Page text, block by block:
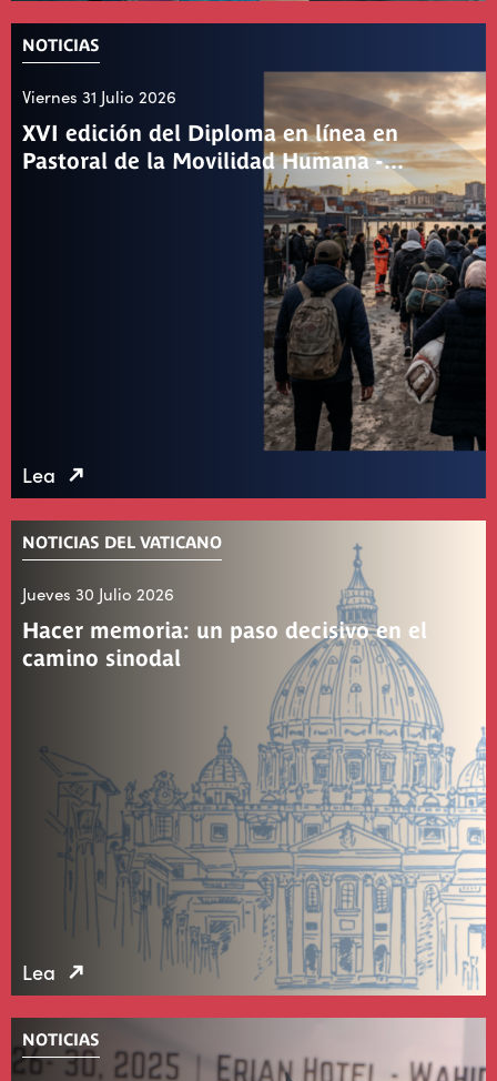
NOTICIAS
Viernes 31 Julio 2026
XVI edición del Diploma en línea en
Pastoral de la Movilidad Humana -…
Lea
NOTICIAS DEL VATICANO
Jueves 30 Julio 2026
Hacer memoria: un paso decisivo en el
camino sinodal
Lea
NOTICIAS